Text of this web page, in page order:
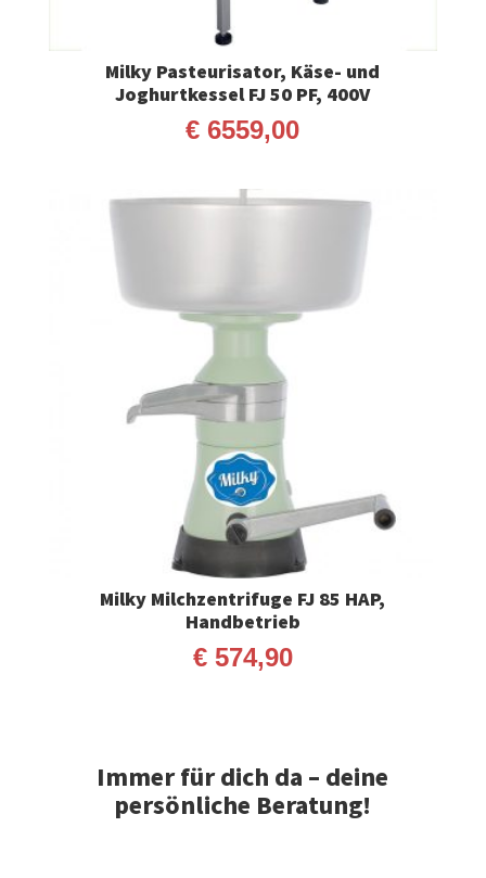
Milky Pasteurisator, Käse- und
Joghurtkessel FJ 50 PF, 400V
€ 6559,00
Milky Milchzentrifuge FJ 85 HAP,
Handbetrieb
€574,90
Immer für dich da – deine
persönliche Beratung!